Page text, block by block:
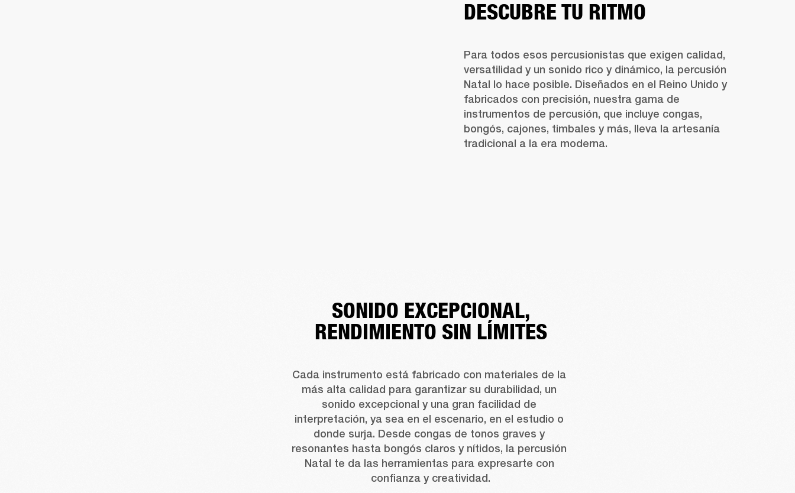
DESCUBRE TU RITMO
Para todos esos percusionistas que exigen calidad,
versatilidad y un sonido rico y dinámico, la percusión
Natal lo hace posible. Diseñados en el Reino Unido y
fabricados con precisión, nuestra gama de
instrumentos de percusión, que incluye congas,
bongós, cajones, timbales y más, lleva la artesanía
tradicional a la era moderna.
SONIDO EXCEPCIONAL,
RENDIMIENTO SIN LÍMITES
Cada instrumento está fabricado con materiales de la
más alta calidad para garantizar su durabilidad, un
sonido excepcional y una gran facilidad de
interpretación, ya sea en el escenario, en el estudio o
donde surja. Desde congas de tonos graves y
resonantes hasta bongós claros y nítidos, la percusión
Natal te da las herramientas para expresarte con
confianza y creatividad.